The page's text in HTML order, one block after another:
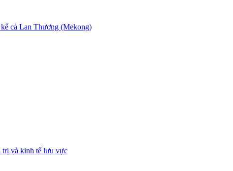
cả Lan Thương (Mekong)
trị và kinh tế lưu vực